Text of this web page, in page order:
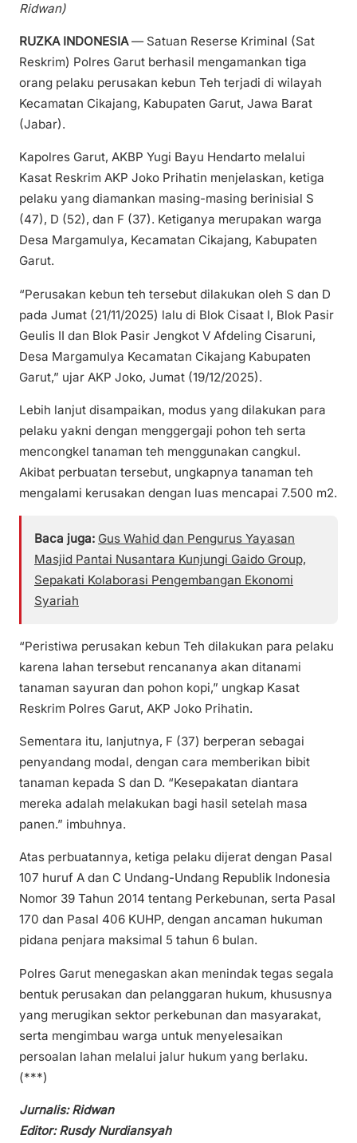
Ridwan)
RUZKA INDONESIA— Satuan Reserse Kriminal (Sat
Reskrim) Polres Garut berhasil mengamankan tiga
orang pelaku perusakan kebun Teh terjadi di wilayah
Kecamatan Cikajang, Kabupaten Garut, Jawa Barat
(Jabar).
Kapolres Garut, AKBP Yugi Bayu Hendarto melalui
Kasat Reskrim AKP Joko Prihatin menjelaskan, ketiga
pelaku yang diamankan masing-masing berinisial S
(47), D (52), dan F (37). Ketiganya merupakan warga
Desa Margamulya, Kecamatan Cikajang, Kabupaten
Garut.
“Perusakan kebun teh tersebut dilakukan oleh S dan D
pada Jumat (21/11/2025) lalu di Blok Cisaat I, Blok Pasir
Geulis II dan Blok Pasir Jengkot V Afdeling Cisaruni,
Desa Margamulya Kecamatan Cikajang Kabupaten
Garut,” ujar AKP Joko, Jumat (19/12/2025).
Lebih lanjut disampaikan, modus yang dilakukan para
pelaku yakni dengan menggergaji pohon teh serta
mencongkel tanaman teh menggunakan cangkul.
Akibat perbuatan tersebut, ungkapnya tanaman teh
mengalami kerusakan dengan luas mencapai 7.500 m2.
Baca juga: Gus Wahid dan Pengurus Yayasan
Masjid Pantai Nusantara Kunjungi Gaido Group,
Sepakati Kolaborasi Pengembangan Ekonomi
Syariah
“Peristiwa perusakan kebun Teh dilakukan para pelaku
karena lahan tersebut rencananya akan ditanami
tanaman sayuran dan pohon kopi,” ungkap Kasat
Reskrim Polres Garut, AKP Joko Prihatin.
Sementara itu, lanjutnya, F (37) berperan sebagai
penyandang modal, dengan cara memberikan bibit
tanaman kepada S dan D. “Kesepakatan diantara
mereka adalah melakukan bagi hasil setelah masa
panen.” imbuhnya.
Atas perbuatannya, ketiga pelaku dijerat dengan Pasal
107 huruf A dan C Undang-Undang Republik Indonesia
Nomor 39 Tahun 2014 tentang Perkebunan, serta Pasal
170 dan Pasal 406 KUHP, dengan ancaman hukuman
pidana penjara maksimal 5 tahun 6 bulan.
Polres Garut menegaskan akan menindak tegas segala
bentuk perusakan dan pelanggaran hukum, khususnya
yang merugikan sektor perkebunan dan masyarakat,
serta mengimbau warga untuk menyelesaikan
persoalan lahan melalui jalur hukum yang berlaku.
(***)
Jurnalis: Ridwan
Editor: Rusdy Nurdiansyah